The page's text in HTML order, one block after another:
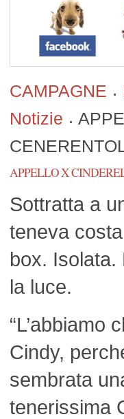
CAMPAGNE
Notizie
APPELLO X
Sottratta a
teneva
box. Isolata.
la luce.
“L’abbiamo
Cindy,
sembrata
tenerissima